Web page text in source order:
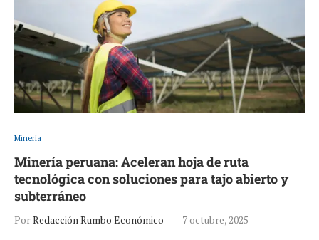
Minería
Minería peruana: Aceleran hoja de ruta
tecnológica con soluciones para tajo abierto y
subterráneo
PorRedacción Rumbo Económico 7 octubre, 2025